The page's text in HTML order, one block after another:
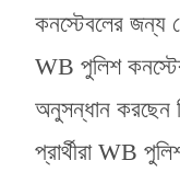
কনস্টেবলের জন্য
WB পুলিশ
অনুসন্ধান করছেন
প্রার্থীরা WB